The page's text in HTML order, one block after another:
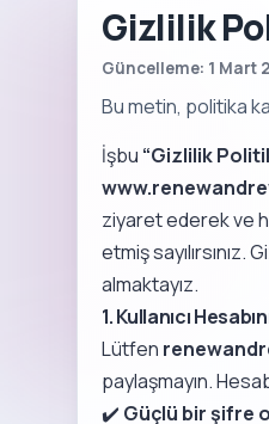
Gizlilik
Güncelleme: 1 Mart
Bu metin, politika
İşbu “Gizlilik
ziyaret ederek ve
etmiş
almaktayız.
1. Kullanıcı
Lütfen
paylaşmayın.
✔️ Güçlü bir şifre